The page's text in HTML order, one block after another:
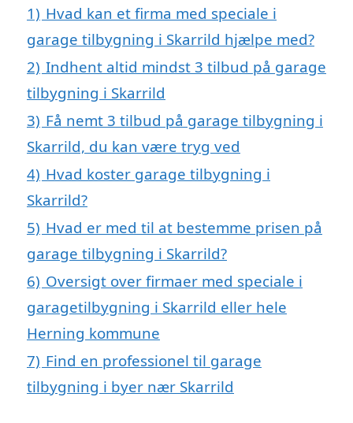
1) Hvad kan et firma med speciale i
garage tilbygning i Skarrild hjælpe med?
2) Indhent altid mindst 3 tilbud på garage
tilbygning i Skarrild
3) Få nemt 3 tilbud på garage tilbygning i
Skarrild, du kan være tryg ved
4) Hvad koster garage tilbygning i
Skarrild?
5) Hvad er med til at bestemme prisen på
garage tilbygning i Skarrild?
6) Oversigt over firmaer med speciale i
garagetilbygning i Skarrild eller hele
Herning kommune
7) Find en professionel til garage
tilbygning i byer nær Skarrild